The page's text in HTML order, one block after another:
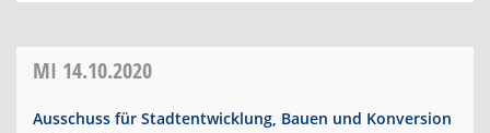
MI 14.10.2020
Ausschuss für Stadtentwicklung, Bauen und Konversion